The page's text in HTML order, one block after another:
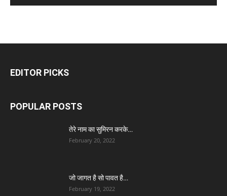
EDITOR PICKS
POPULAR POSTS
तेरे नाम का सुमिरन करके…
February 20, 2022
जो जागत है सो पावत है…
February 19, 2022